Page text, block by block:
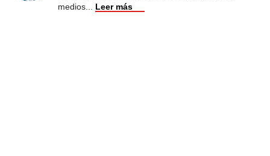
medios
Leer más